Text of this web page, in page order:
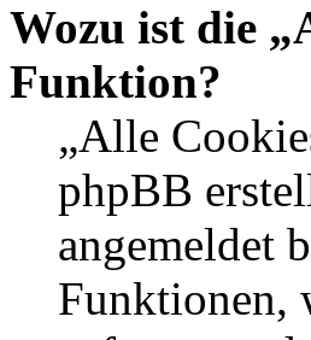
Wozu ist die
Funktion?
„Alle
phpBB
angemeldet
Funktionen,